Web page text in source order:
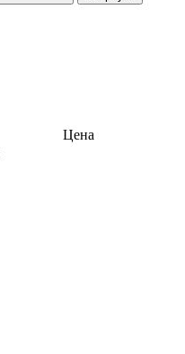
Цена